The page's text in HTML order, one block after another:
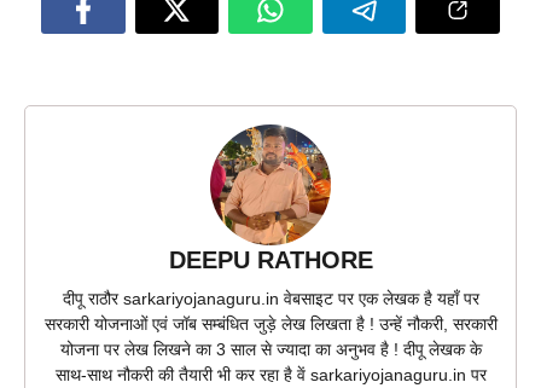
DEEPU RATHORE
दीपू राठौर sarkariyojanaguru.in वेबसाइट पर एक लेखक है यहाँ पर
सरकारी योजनाओं एवं जॉब सम्बंधित जुड़े लेख लिखता है ! उन्हें नौकरी, सरकारी
योजना पर लेख लिखने का 3 साल से ज्यादा का अनुभव है ! दीपू लेखक के
साथ-साथ नौकरी की तैयारी भी कर रहा है वें sarkariyojanaguru.in पर